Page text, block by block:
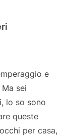
e
sei
lo so sono
queste
per casa,